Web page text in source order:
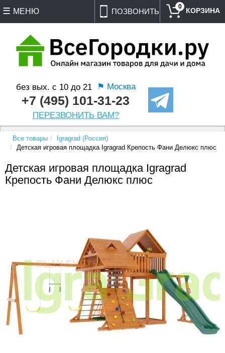
ПОЗВОНИТЬ
без вых. с 10 до 21 ⚑ Москва
+7 (495) 101-31-23
ПЕРЕЗВОНИТЬ ВАМ?
0
МЕНЮ
Все товары
Igragrad (Россия)
Детская игровая площадка Igragrad Крепость Фани Делюкс плюс
Детская игровая площадка Igragrad
Крепость Фани Делюкс плюс